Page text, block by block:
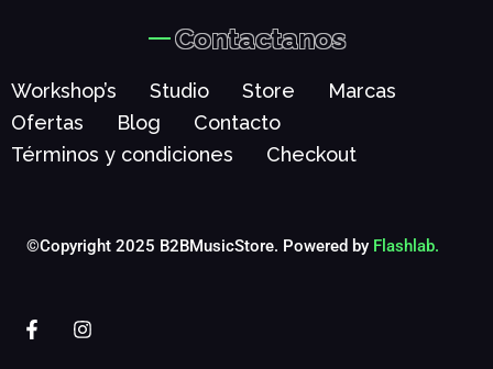
Contactanos
Workshop’s Studio Store
Marcas
Ofertas
Blog
Contacto
Términos y condiciones
Checkout
©Copyright 2025 B2BMusicStore. Powered by Flashlab.